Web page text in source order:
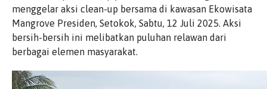
menggelar aksi clean-up bersama di kawasan Ekowisata
Mangrove Presiden, Setokok, Sabtu, 12 Juli 2025. Aksi
bersih-bersih ini melibatkan puluhan relawan dari
berbagai elemen masyarakat.